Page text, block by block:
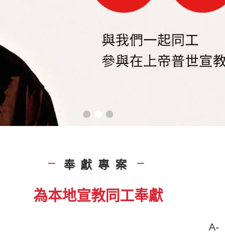
| 奉獻專案 |
為本地宣教同工奉獻
A-